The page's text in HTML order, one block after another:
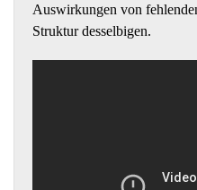
Auswirkungen von
Struktur desselbigen.